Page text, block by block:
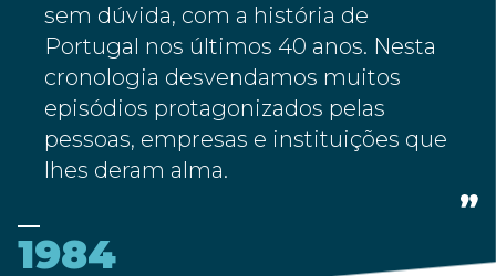
sem dúvida, com a história de
Portugal nos últimos 40 anos. Nesta
cronologia desvendamos muitos
episódios protagonizados pelas
pessoas, empresas e instituições que
lhes deram alma.
1984